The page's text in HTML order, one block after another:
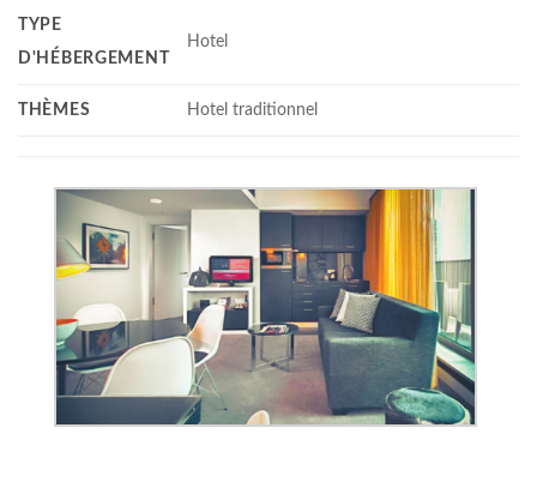
TYPE
D'HÉBERGEMENT
Hotel
THÈMES Hotel traditionnel